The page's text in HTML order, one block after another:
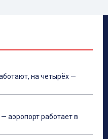
на четырёх —
аэропорт работает в